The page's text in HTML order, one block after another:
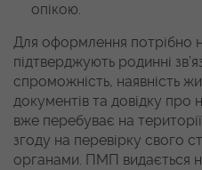
опікою.
Для оформлення потрібно
підтверджують родинні
спроможність, наявність
документів та довідку про
вже перебуває на
згоду на перевірку свого
органами. ПМП видається